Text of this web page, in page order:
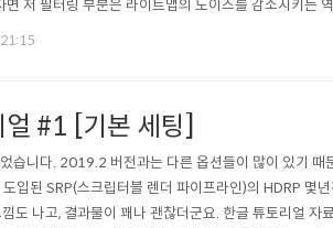
저 필터링 부분은 라이트맵의 노이즈를 감소시키는
해서 확인하기도 귀찮기 때문에.. 또 저 필터를 설정을 안
#1 [기본 세팅]
습니다. 2019.2 버전과는 다른 옵션들이 많이 있기 때
입된 SRP(스크립터블 렌더 파이프라인)의 HDRP 몇
도 나고, 결과물이 꽤나 괜찮더군요. 한글 튜토리얼 자